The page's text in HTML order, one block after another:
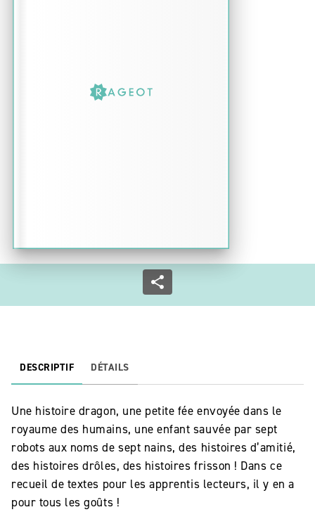
DESCRIPTIF DÉTAILS
Une histoire dragon, une petite fée envoyée dans le
royaume des humains, une enfant sauvée par sept
robots aux noms de sept nains, des histoires d’amitié,
des histoires drôles, des histoires frisson ! Dans ce
recueil de textes pour les apprentis lecteurs, il y en a
pour tous les goûts !